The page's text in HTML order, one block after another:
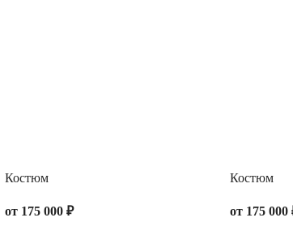
Костюм
от 175 000 ₽
Костюм
от 175 000